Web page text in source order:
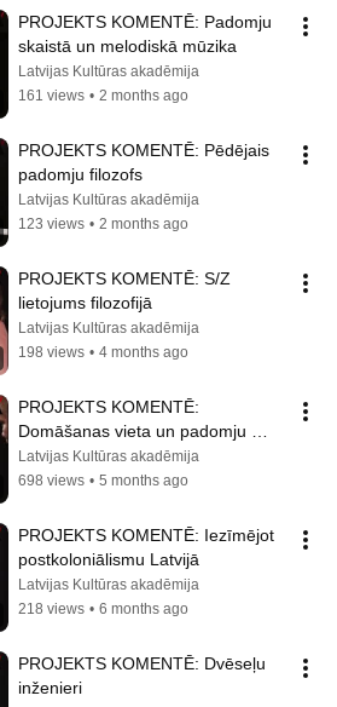
PROJEKTS KOMENTĒ: Padomju
skaistā un melodiskā mūzika
Latvijas Kultūras akadēmija
161 views • 2 months ago
PROJEKTS KOMENTĒ: Pēdējais
padomju filozofs
Latvijas Kultūras akadēmija
123 views • 2 months ago
PROJEKTS KOMENTĒ: S/Z
lietojums filozofijā
Latvijas Kultūras akadēmija
198 views • 4 months ago
PROJEKTS KOMENTĒ:
Domāšanas vieta un padomju
filozofa neiespējamība
Latvijas Kultūras akadēmija
698 views • 5 months ago
PROJEKTS KOMENTĒ: Iezīmējot
postkoloniālismu Latvijā
Latvijas Kultūras akadēmija
218 views • 6 months ago
PROJEKTS KOMENTĒ: Dvēseļu
inženieri